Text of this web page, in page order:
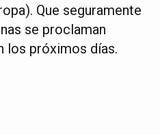
Que seguramente
se proclaman
los próximos días.